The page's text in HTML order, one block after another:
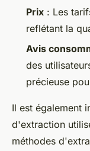
Prix : Les
reflétant la
Avis
des
précieuse
Il est également
d'extraction
méthodes